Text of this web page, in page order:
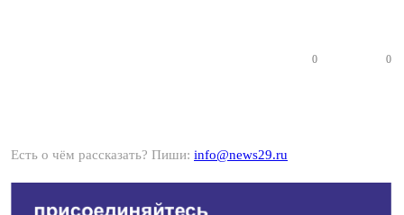
0 0
Есть о чём рассказать? Пиши: info@news29.ru